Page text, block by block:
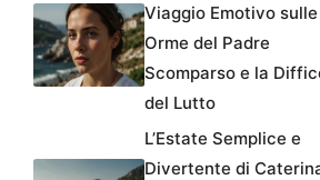
Viaggio Emotivo sulle
Orme del Padre
Scomparso e la
del Lutto
L’Estate Semplice e
Divertente di